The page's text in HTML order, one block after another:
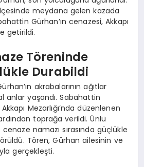
meydana gelen kazada
Gürhan’ın cenazesi, Akkapı
getirildi.
Töreninde
Durabildi
akrabalarının ağıtlar
anlar yaşandı. Sabahattin
Mezarlığı’nda düzenlenen
toprağa verildi. Ünlü
cenaze namazı sırasında güçlükle
Tören, Gürhan ailesinin ve
gerçekleşti.